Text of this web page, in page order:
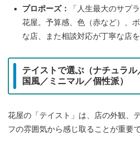
プロポーズ：
「人生最大のサプ
花屋。予算感、色（赤など）、
な店、また相談対応が丁寧な店
テイストで選ぶ（ナチュラ
国風／ミニマル／個性派）
花屋の「テイスト」は、店の外観、
フの雰囲気から感じ取ることが重要で